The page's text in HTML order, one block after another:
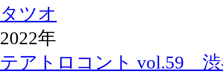
タツオ
2022年
テアトロコント vol.59